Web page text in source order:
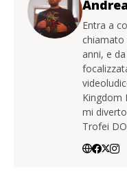
Entra a
anni, e
Kingdom
mi
Trofei